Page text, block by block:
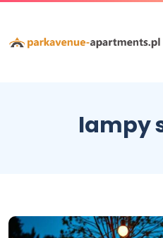
lampy